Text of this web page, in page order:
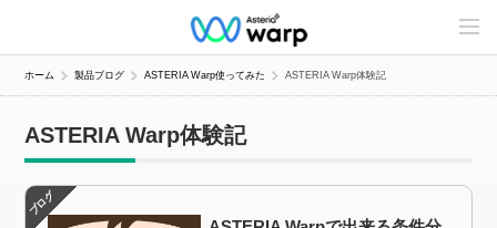
C
n
e
n
ホーム 製品ブログ ASTERIA Warp使ってみた ASTERIA Warp体験記
ASTERIA Warp体験記